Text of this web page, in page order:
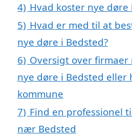
4) Hvad koster nye døre
5) Hvad er med til at
nye døre i Bedsted?
6) Oversigt over firmaer
nye døre i Bedsted eller
kommune
7) Find en professionel
nær Bedsted